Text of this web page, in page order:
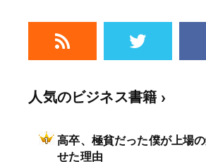
人気のビジネス書籍
高卒、極貧だった僕が上場
せた理由